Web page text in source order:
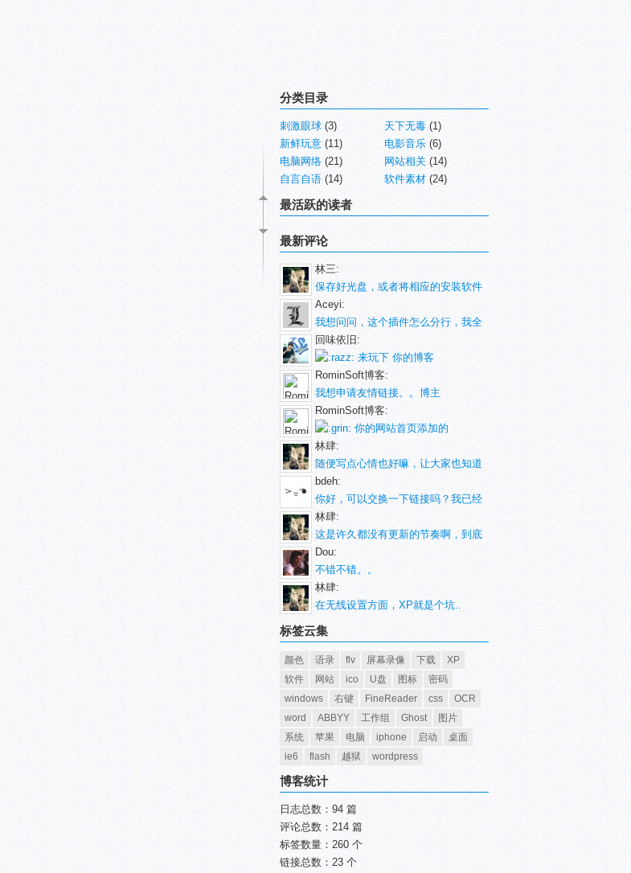
分类目录
刺激眼球 (3) 天下无毒 (1)
新鲜玩意 (11) 电影音乐 (6)
电脑网络 (21) 网站相关 (14)
自言自语 (14) 软件素材 (24)
最活跃的读者
最新评论
林三:
保存好光盘，或者将相应的安装软件
Aceyi:
我想问问，这个插件怎么分行，我全
回味依旧:
来玩下 你的博客
RominSoft博客:
我想申请友情链接。。博主
RominSoft博客:
你的网站首页添加的
林肆:
随便写点心情也好嘛，让大家也知道
bdeh:
你好，可以交换一下链接吗？我已经
林肆:
这是许久都没有更新的节奏啊，到底
Dou:
不错不错。。
林肆:
在无线设置方面，XP就是个坑..
标签云集
颜色 语录 flv 屏幕录像 下载
XP
软件
网站 ico U盘 图标
密码
windows
右键 FineReader css
OCR
word
ABBYY 工作组 Ghost
图片
系统
苹果 电脑 iphone 启动
桌面
ie6
flash 越狱 wordpress
博客统计
日志总数：94 篇
评论总数：214 篇
标签数量：260 个
链接总数：23 个